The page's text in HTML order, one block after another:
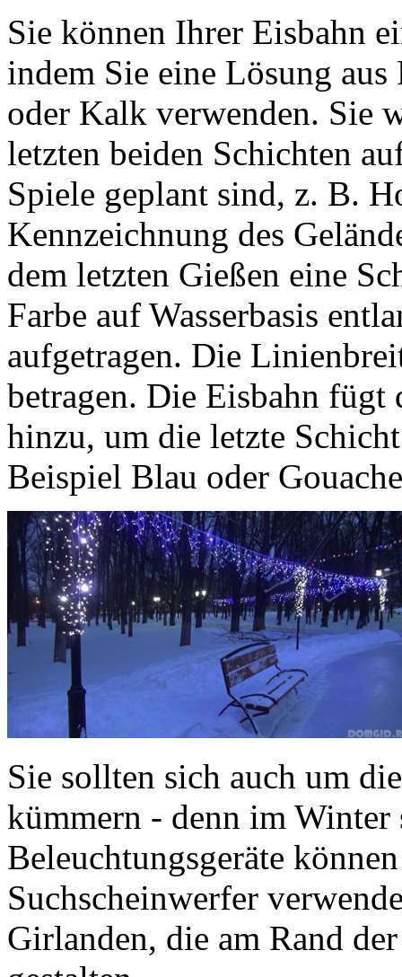
Sie können Ihrer Eisbahn
indem Sie eine Lösung aus
oder Kalk verwenden. Sie
letzten beiden Schichten
Spiele geplant sind, z. B.
Kennzeichnung des
dem letzten Gießen eine
Farbe auf Wasserbasis
aufgetragen. Die
betragen. Die Eisbahn fügt
hinzu, um die letzte
Beispiel Blau oder
Sie sollten sich auch um
kümmern - denn im Winter
Beleuchtungsgeräte
Suchscheinwerfer
Girlanden, die am Rand